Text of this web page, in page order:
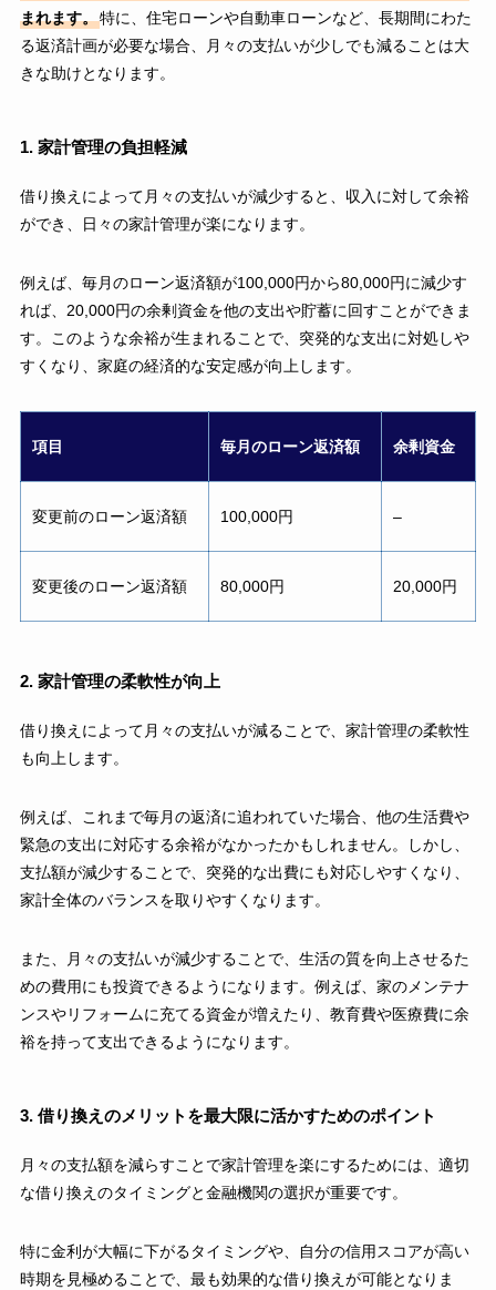
まれます。特に、住宅ローンや自動車ローンなど、長期間にわた
る返済計画が必要な場合、月々の支払いが少しでも減ることは大
きな助けとなります。
1. 家計管理の負担軽減
借り換えによって月々の支払いが減少すると、収入に対して余裕
ができ、日々の家計管理が楽になります。
例えば、毎月のローン返済額が100,000円から80,000円に減少す
れば、20,000円の余剰資金を他の支出や貯蓄に回すことができま
す。このような余裕が生まれることで、突発的な支出に対処しや
すくなり、家庭の経済的な安定感が向上します。
項目 毎月のローン返済額 余剰資金
変更前のローン返済額 100,000円 –
変更後のローン返済額 80,000円 20,000円
2. 家計管理の柔軟性が向上
借り換えによって月々の支払いが減ることで、家計管理の柔軟性
も向上します。
例えば、これまで毎月の返済に追われていた場合、他の生活費や
緊急の支出に対応する余裕がなかったかもしれません。しかし、
支払額が減少することで、突発的な出費にも対応しやすくなり、
家計全体のバランスを取りやすくなります。
また、月々の支払いが減少することで、生活の質を向上させるた
めの費用にも投資できるようになります。例えば、家のメンテナ
ンスやリフォームに充てる資金が増えたり、教育費や医療費に余
裕を持って支出できるようになります。
3. 借り換えのメリットを最大限に活かすためのポイント
月々の支払額を減らすことで家計管理を楽にするためには、適切
な借り換えのタイミングと金融機関の選択が重要です。
特に金利が大幅に下がるタイミングや、自分の信用スコアが高い
時期を見極めることで、最も効果的な借り換えが可能となりま